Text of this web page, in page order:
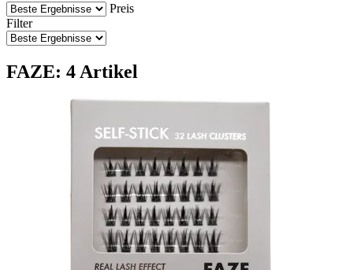
Preis
Filter
FAZE: 4 Artikel